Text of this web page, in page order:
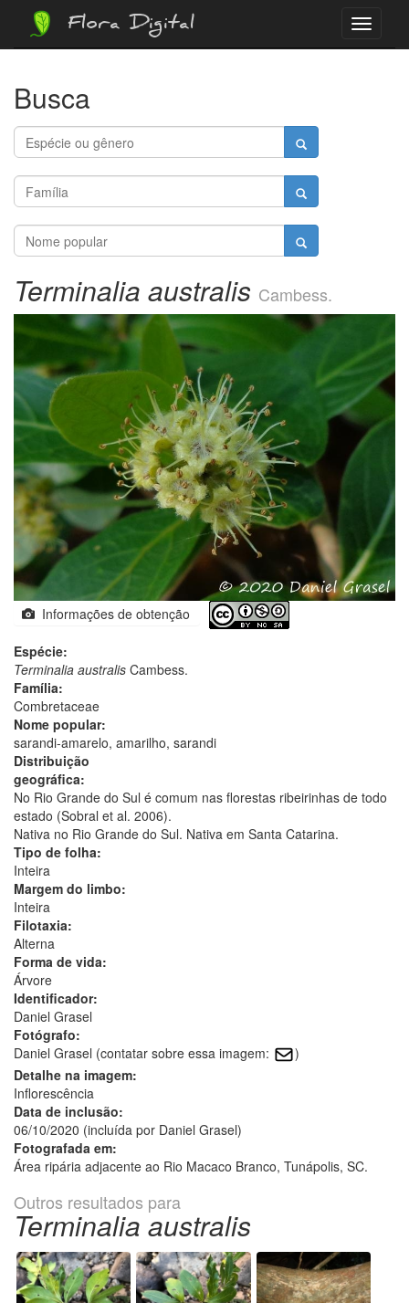
Menu
Flora Digital
Busca
Terminalia australis Cambess.
Informações de obtenção
Espécie:
Terminalia australis Cambess.
Família:
Combretaceae
Nome popular:
sarandi-amarelo, amarilho, sarandi
Distribuição
geográfica:
No Rio Grande do Sul é comum nas florestas ribeirinhas de todo
estado (Sobral et al. 2006).
Nativa no Rio Grande do Sul. Nativa em Santa Catarina.
Tipo de folha:
Inteira
Margem do limbo:
Inteira
Filotaxia:
Alterna
Forma de vida:
Árvore
Identificador:
Daniel Grasel
Fotógrafo:
Daniel Grasel (contatar sobre essa imagem:
)
Detalhe na imagem:
Inflorescência
Data de inclusão:
06/10/2020 (incluída por Daniel Grasel)
Fotografada em:
Área ripária adjacente ao Rio Macaco Branco, Tunápolis, SC.
Outros resultados para
Terminalia australis